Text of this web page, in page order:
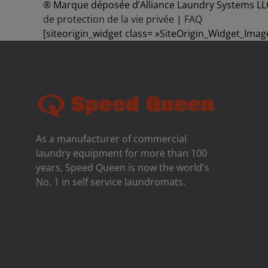
® Marque déposée d’Alliance Laundry Systems
de protection de la vie privée | FAQ
[siteorigin_widget class=
As a manufacturer of commercial
laundry equipment for more than 100
years, Speed ​​Queen is now the world's
No. 1 in self service laundromats.